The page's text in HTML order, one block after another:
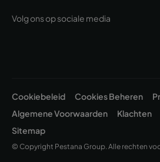
Volg ons op sociale media
Cookiebeleid Cookies Beheren
Algemene Voorwaarden
Klachten
Sitemap
© Copyright Pestana Group. Alle rechten